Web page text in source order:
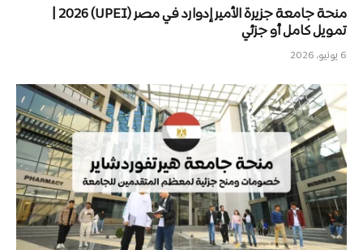
منحة جامعة جزيرة الأمير إدوارد في مصر (UPEI) 2026 |
تمويل كامل أو جزئي
6 يونيو، 2026